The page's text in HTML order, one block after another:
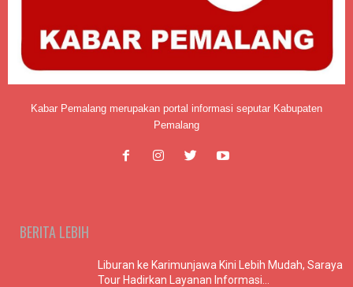
Kabar Pemalang merupakan portal informasi seputar Kabupaten
Pemalang
BERITA LEBIH
Liburan ke Karimunjawa Kini Lebih Mudah, Saraya
Tour Hadirkan Layanan Informasi...